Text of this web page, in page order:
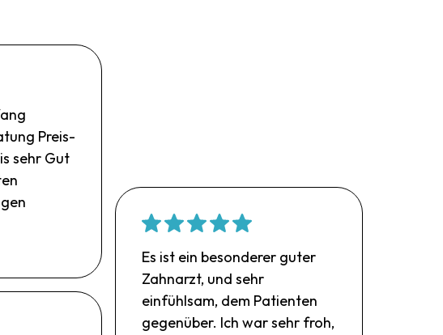
Preis-
sehr Gut
Es ist ein besonderer guter
Zahnarzt, und sehr
einfühlsam, dem Patienten
gegenüber. Ich war sehr froh,